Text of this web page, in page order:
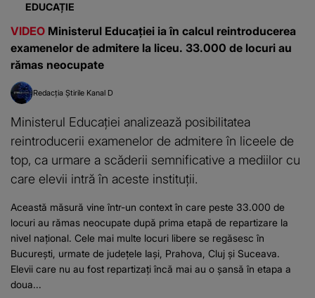
EDUCAȚIE
VIDEO Ministerul Educației ia în calcul reintroducerea
examenelor de admitere la liceu. 33.000 de locuri au
rămas neocupate
Redacția Știrile Kanal D
Ministerul Educației analizează posibilitatea
reintroducerii examenelor de admitere în liceele de
top, ca urmare a scăderii semnificative a mediilor cu
care elevii intră în aceste instituții.
Această măsură vine într-un context în care peste 33.000 de
locuri au rămas neocupate după prima etapă de repartizare la
nivel național. Cele mai multe locuri libere se regăsesc în
București, urmate de județele Iași, Prahova, Cluj și Suceava.
Elevii care nu au fost repartizați încă mai au o șansă în etapa a
doua...